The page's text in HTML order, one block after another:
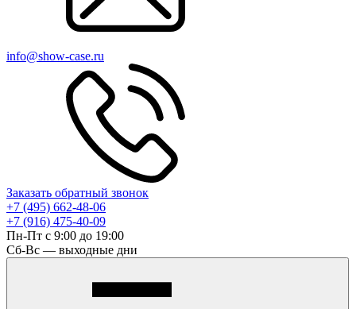
info@show-case.ru
Заказать обратный звонок
+7 (495) 662-48-06
+7 (916) 475-40-09
Пн-Пт с 9:00 до 19:00
Сб-Вс — выходные дни